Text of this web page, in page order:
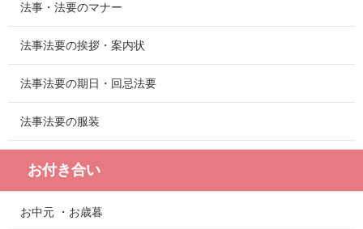
法事・法要のマナー
法事法要の挨拶・案内状
法事法要の期日・回忌法要
法事法要の服装
お付き合い
お中元 ・お歳暮